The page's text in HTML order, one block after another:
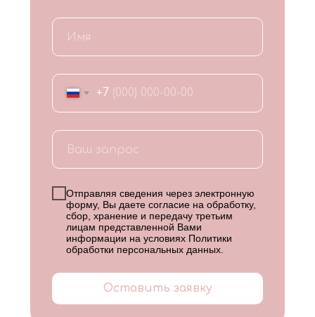
+7
Отправляя сведения через электронную
форму, Вы даете согласие на обработку,
сбор, хранение и передачу третьим
лицам представленной Вами
информации на условиях Политики
обработки персональных данных
Оставить заявку